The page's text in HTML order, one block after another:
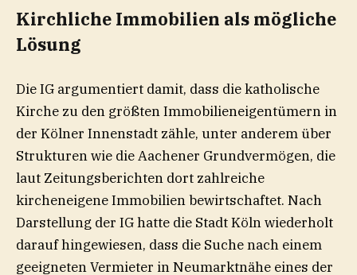
Kirchliche Immobilien als mögliche
Lösung
Die IG argumentiert damit, dass die katholische
Kirche zu den größten Immobilieneigentümern in
der Kölner Innenstadt zähle, unter anderem über
Strukturen wie die Aachener Grundvermögen, die
laut Zeitungsberichten dort zahlreiche
kircheneigene Immobilien bewirtschaftet. Nach
Darstellung der IG hatte die Stadt Köln wiederholt
darauf hingewiesen, dass die Suche nach einem
geeigneten Vermieter in Neumarktnähe eines der